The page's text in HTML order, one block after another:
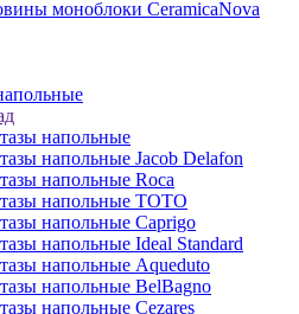
моноблоки CeramicaNova
напольные
напольные Jacob Delafon
напольные Roca
напольные TOTO
напольные Caprigo
напольные Ideal Standard
напольные Aqueduto
напольные BelBagno
напольные Cezares